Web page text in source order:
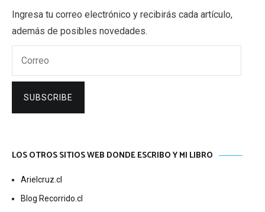
Ingresa tu correo electrónico y recibirás cada artículo,
además de posibles novedades.
SUBSCRIBE
LOS OTROS SITIOS WEB DONDE ESCRIBO Y MI LIBRO
Arielcruz.cl
Blog Recorrido.cl